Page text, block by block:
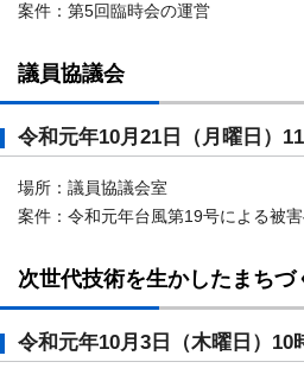
案件：第5回臨時会の運営
議員協議会
令和元年10月21日（月曜日）
場所：議員協議会室
案件：令和元年台風第19号による被
次世代技術を生かしたまち
令和元年10月3日（木曜日）10